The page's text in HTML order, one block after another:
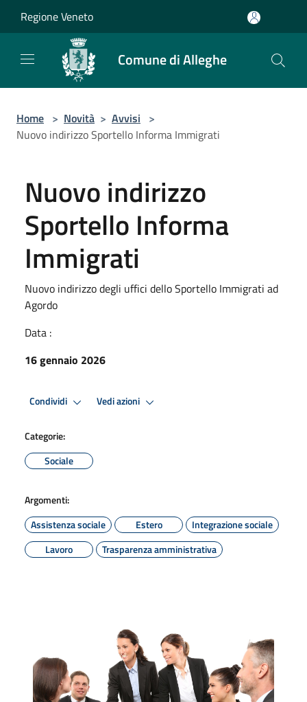
Regione Veneto
Comune di Alleghe
Home > Novità > Avvisi >
Nuovo indirizzo Sportello Informa Immigrati
Nuovo indirizzo
Sportello Informa
Immigrati
Nuovo indirizzo degli uffici dello Sportello Immigrati ad
Agordo
Data :
16 gennaio 2026
Condividi Vedi azioni
Categorie:
Sociale
Argomenti:
Assistenza sociale
Estero
Integrazione sociale
Lavoro
Trasparenza amministrativa